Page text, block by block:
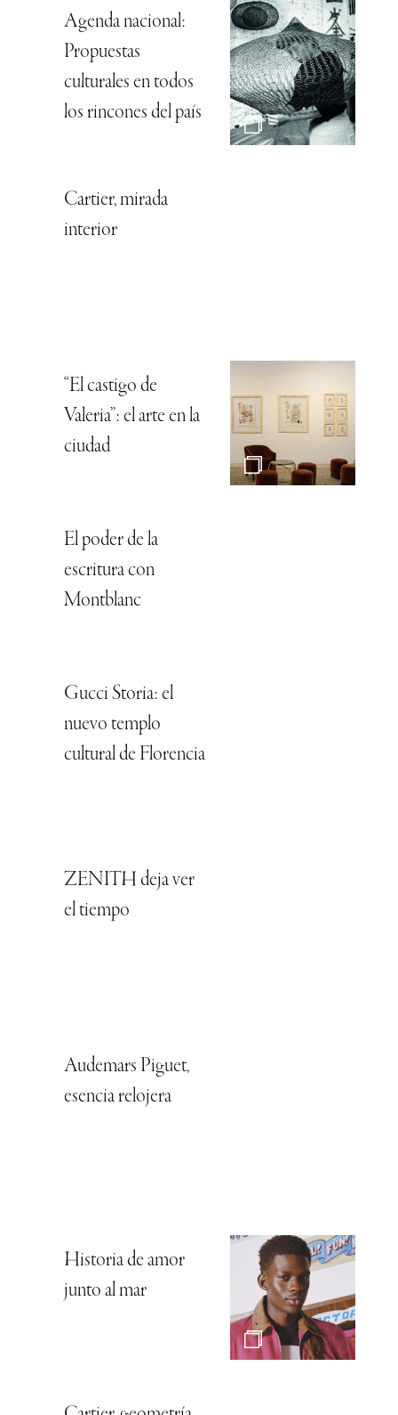
Agenda nacional:
Propuestas
culturales en todos
los rincones del país
Cartier, mirada
interior
“El castigo de
Valeria”: el arte en la
ciudad
El poder de la
escritura con
Montblanc
Gucci Storia: el
nuevo templo
cultural de Florencia
ZENITH deja ver
el tiempo
Audemars Piguet,
esencia relojera
Historia de amor
junto al mar